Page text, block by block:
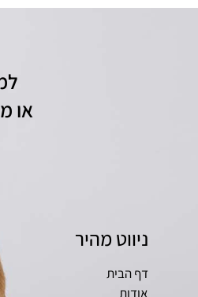
או
ניווט מהיר
דף הבית
אודות